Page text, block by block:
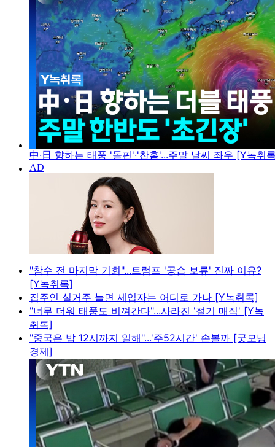
中·日 향하는 태풍 '돌핀'·'찬홈'...주말 날씨 좌우 [Y녹취
"참수 전 마지막 기회"...트럼프 '공습 보류' 진짜 이유?
[Y녹취록]
집주인 실거주 늘면 세입자는 어디로 가나 [Y녹취록]
"너무 더워 태풍도 비껴간다"...사라진 '절기 매직' [Y녹
취록]
"중국은 밤 12시까지 일해"...'주52시간' 손볼까 [굿모닝
경제]